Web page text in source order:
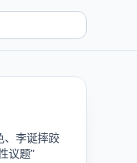
、李诞摔跤
议题”